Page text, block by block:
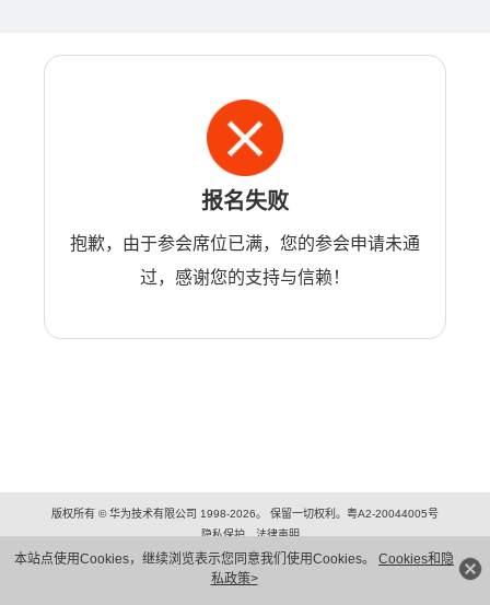
本站点使用Cookies，继续浏览表示您同意我们使用Cookies。 Cookies和隐
私政策>
报名失败
抱歉，由于参会席位已满，您的参会申请未通
过，感谢您的支持与信赖！
版权所有 © 华为技术有限公司 1998-2026。 保留一切权利。粤A2-20044005号
隐私保护
法律声明